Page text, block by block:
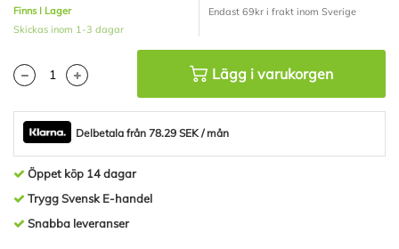
Finns I Lager
Skickas inom 1-3 dagar
Endast 69kr i frakt inom Sverige
Lägg i varukorgen
Delbetala från 78.29 SEK / mån
Öppet köp 14 dagar
Trygg Svensk E-handel
Snabba leveranser